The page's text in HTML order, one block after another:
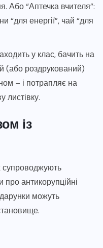
Або “Аптечка вчителя”:
“для енергії”, чай “для
у клас, бачить на
(або роздрукований)
– і потрапляє на
листівку.
із
супроводжують
антикорупційні
можуть